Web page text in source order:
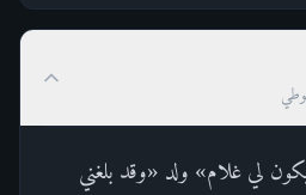
لي غلام» ولد «وقد بلغني